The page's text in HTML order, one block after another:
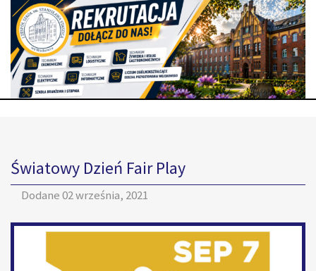
Światowy Dzień Fair Play
Dodane02 września, 2021